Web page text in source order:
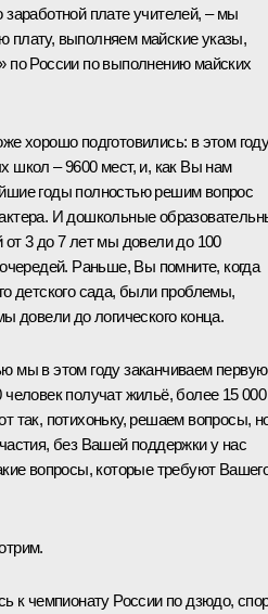
плате учителей, – мы
плату, выполняем майские указы,
по России по выполнению майских
хорошо подготовились: в этом
школ – 9600 мест, и, как Вы нам
годы полностью решим вопрос
И дошкольные
3 до 7 лет мы довели до 100
Раньше, Вы помните, когда
детского сада, были проблемы,
довели до логического конца.
мы в этом году заканчиваем первую
человек получат жильё, более 15 000
так, потихоньку, решаем вопросы,
без Вашей поддержки у нас
вопросы, которые требуют
к чемпионату России по дзюдо,